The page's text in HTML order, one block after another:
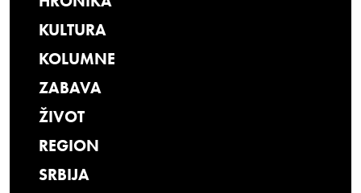
KULTURA
KOLUMNE
ZABAVA
ŽIVOT
REGION
SRBIJA